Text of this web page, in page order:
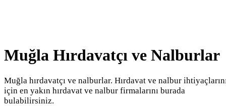
Muğla Hırdavatçı ve Nalburlar
Muğla hırdavatçı ve nalburlar. Hırdavat ve nalbur
için en yakın hırdavat ve nalbur firmalarını burada
bulabilirsiniz.